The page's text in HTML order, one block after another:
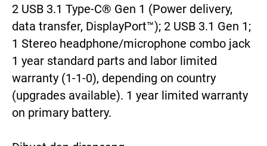
2 USB 3.1 Type-C® Gen 1 (Power delivery,
data transfer, DisplayPort™); 2 USB 3.1 Gen 1;
1 Stereo headphone/microphone combo jack
1 year standard parts and labor limited
warranty (1-1-0), depending on country
(upgrades available). 1 year limited warranty
on primary battery.